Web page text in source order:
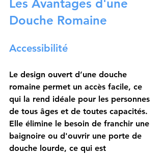
Les Avantages d'une
Douche Romaine
Accessibilité
Le design ouvert d’une douche
romaine permet un accès facile, ce
qui la rend idéale pour les personnes
de tous âges et de toutes capacités.
Elle élimine le besoin de franchir une
baignoire ou d'ouvrir une porte de
douche lourde, ce qui est